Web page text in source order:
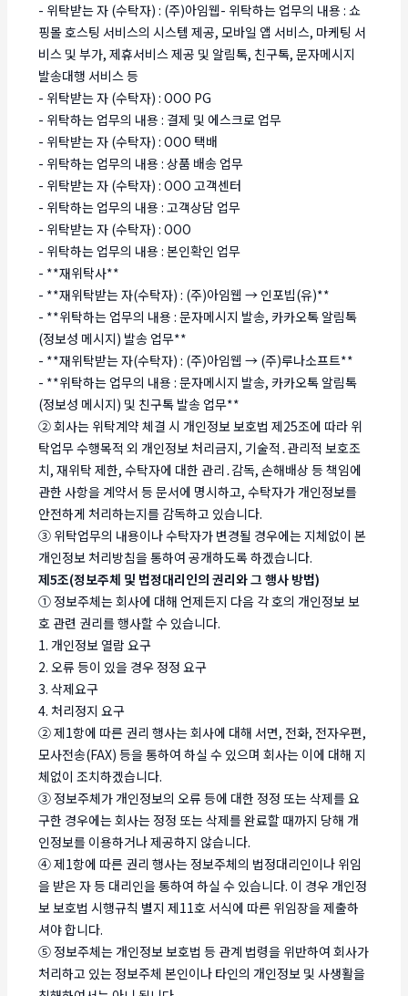
- 위탁받는 자 (수탁자) : (주)아임웹- 위탁하는 업무의 내용 : 쇼
핑몰 호스팅 서비스의 시스템 제공, 모바일 앱 서비스, 마케팅 서
비스 및 부가, 제휴서비스 제공 및 알림톡, 친구톡, 문자메시지
발송대행 서비스 등
- 위탁받는 자 (수탁자) : OOO PG
- 위탁하는 업무의 내용 : 결제 및 에스크로 업무
- 위탁받는 자 (수탁자) : OOO 택배
- 위탁하는 업무의 내용 : 상품 배송 업무
- 위탁받는 자 (수탁자) : OOO 고객센터
- 위탁하는 업무의 내용 : 고객상담 업무
- 위탁받는 자 (수탁자) : OOO
- 위탁하는 업무의 내용 : 본인확인 업무
- **재위탁사**
- **재위탁받는 자(수탁자) : (주)아임웹 → 인포빕(유)**
- **위탁하는 업무의 내용 : 문자메시지 발송, 카카오톡 알림톡
(정보성 메시지) 발송 업무**
- **재위탁받는 자(수탁자) : (주)아임웹 → (주)루나소프트**
- **위탁하는 업무의 내용 : 문자메시지 발송, 카카오톡 알림톡
(정보성 메시지) 및 친구톡 발송 업무**
② 회사는 위탁계약 체결 시 개인정보 보호법 제25조에 따라 위
탁업무 수행목적 외 개인정보 처리금지, 기술적․관리적 보호조
치, 재위탁 제한, 수탁자에 대한 관리․감독, 손해배상 등 책임에
관한 사항을 계약서 등 문서에 명시하고, 수탁자가 개인정보를
안전하게 처리하는지를 감독하고 있습니다.
③ 위탁업무의 내용이나 수탁자가 변경될 경우에는 지체없이 본
개인정보 처리방침을 통하여 공개하도록 하겠습니다.
제5조(정보주체 및 법정대리인의 권리와 그 행사 방법)
① 정보주체는 회사에 대해 언제든지 다음 각 호의 개인정보 보
호 관련 권리를 행사할 수 있습니다.
1. 개인정보 열람 요구
2. 오류 등이 있을 경우 정정 요구
3. 삭제요구
4. 처리정지 요구
② 제1항에 따른 권리 행사는 회사에 대해 서면, 전화, 전자우편,
모사전송(FAX) 등을 통하여 하실 수 있으며 회사는 이에 대해 지
체없이 조치하겠습니다.
③ 정보주체가 개인정보의 오류 등에 대한 정정 또는 삭제를 요
구한 경우에는 회사는 정정 또는 삭제를 완료할 때까지 당해 개
인정보를 이용하거나 제공하지 않습니다.
④ 제1항에 따른 권리 행사는 정보주체의 법정대리인이나 위임
을 받은 자 등 대리인을 통하여 하실 수 있습니다. 이 경우 개인정
보 보호법 시행규칙 별지 제11호 서식에 따른 위임장을 제출하
셔야 합니다.
⑤ 정보주체는 개인정보 보호법 등 관계 법령을 위반하여 회사가
처리하고 있는 정보주체 본인이나 타인의 개인정보 및 사생활을